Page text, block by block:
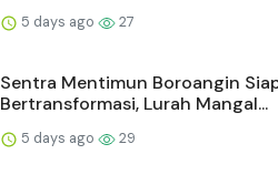
5 days ago 27
Sentra Mentimun Boroangin
Bertransformasi, Lurah Mangal...
5 days ago 29